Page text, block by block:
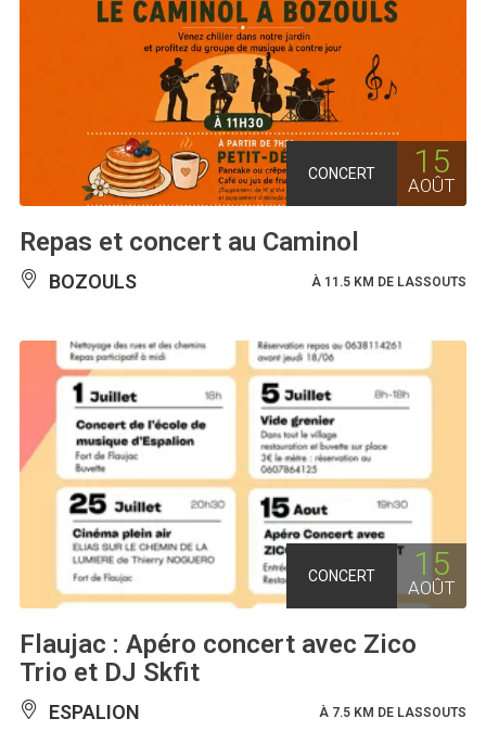
CONCERT 15
AOÛT
Repas et concert au Caminol
BOZOULS À 11.5 KM DE LASSOUTS
CONCERT 15
AOÛT
Flaujac : Apéro concert avec Zico
Trio et DJ Skfit
ESPALION À 7.5 KM DE LASSOUTS